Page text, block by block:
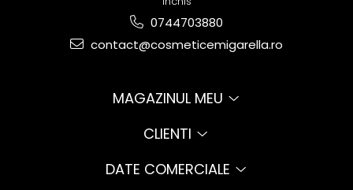
0744703880
contact@cosmeticemigarella.ro
MAGAZINUL MEU
CLIENTI
DATE COMERCIALE